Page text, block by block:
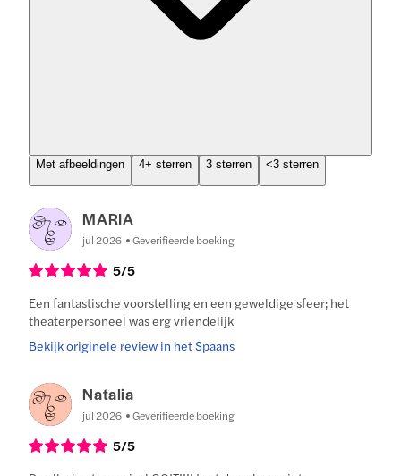
Met afbeeldingen 4+ sterren 3 sterren <3 sterren
MARIA
jul 2026 Geverifieerde boeking
5/5
Een fantastische voorstelling en een geweldige sfeer; het
theaterpersoneel was erg vriendelijk
Bekijk originele review in het Spaans
Natalia
jul 2026 Geverifieerde boeking
5/5